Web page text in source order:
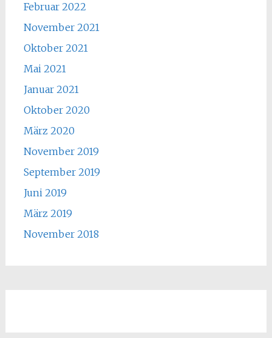
Februar 2022
November 2021
Oktober 2021
Mai 2021
Januar 2021
Oktober 2020
März 2020
November 2019
September 2019
Juni 2019
März 2019
November 2018